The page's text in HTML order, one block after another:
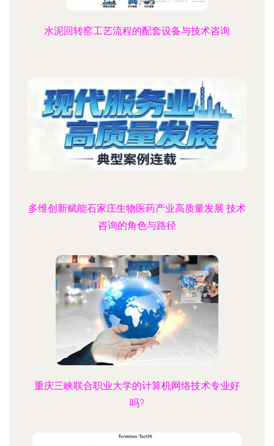
水泥回转窑工艺流程的配套设备与技术咨询
多维创新赋能石家庄生物医药产业高质量发展 技术
咨询的角色与路径
重庆三峡联合职业大学的计算机网络技术专业好
吗?